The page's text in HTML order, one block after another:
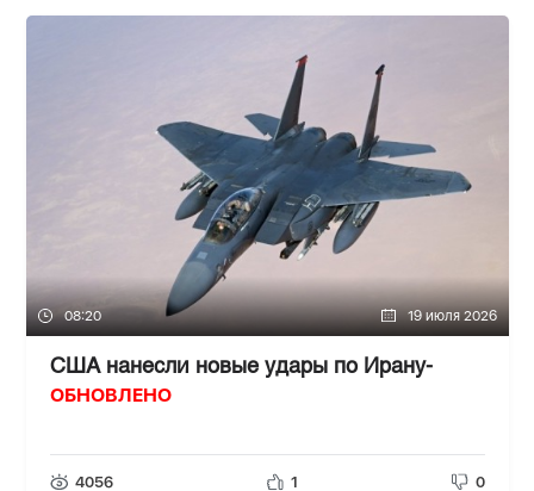
08:20 19 июля 2026
США нанесли новые удары по Ирану-
ОБНОВЛЕНО
4056 1 0